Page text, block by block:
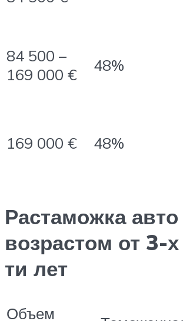
84 500 –
169 000 €
48%
169 000 € 48%
Растаможка авто
возрастом от 3-
ти лет
Объем